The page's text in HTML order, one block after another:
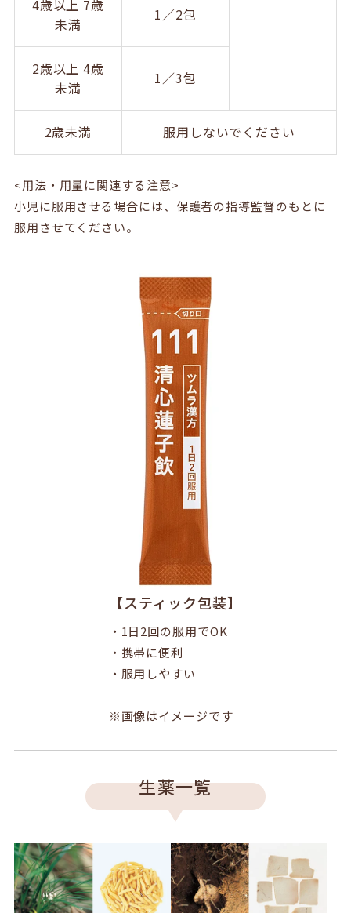
4歳以上 7歳
未満
1／2包
2歳以上 4歳
未満
1／3包
2歳未満 服用しないでください
<用法・用量に関連する注意>
小児に服用させる場合には、保護者の指導監督のもとに
服用させてください。
【スティック包装】
・1日2回の服用でOK
・携帯に便利
・服用しやすい
※画像はイメージです
生薬一覧